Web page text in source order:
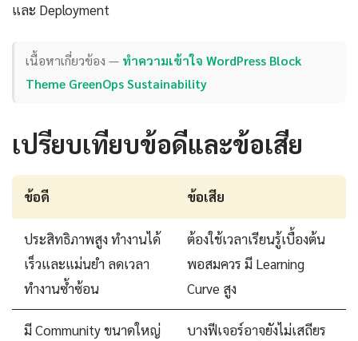
และ Deployment
เนื้อหาเกี่ยวข้อง — ทำความเข้าใจ WordPress Block
Theme GreenOps Sustainability
เปรียบเทียบข้อดีและข้อเสีย
ข้อดี ข้อเสีย
ประสิทธิภาพสูง ทำงานได้
เร็วและแม่นยำ ลดเวลา
ทำงานซ้ำซ้อน
ต้องใช้เวลาเรียนรู้เบื้องต้น
พอสมควร มี Learning
Curve สูง
มี Community ขนาดใหญ่
บางฟีเจอร์อาจยังไม่เสถียร